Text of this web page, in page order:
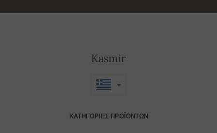
Kasmir
ΚΑΤΗΓΟΡΊΕΣ ΠΡΟΪΌΝΤΩΝ